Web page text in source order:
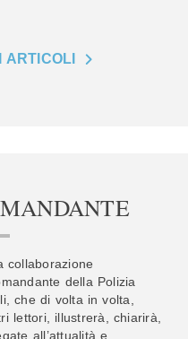
ARTICOLI
collaborazione
della Polizia
che di volta in volta,
lettori, illustrerà, chiarirà,
all’attualità e